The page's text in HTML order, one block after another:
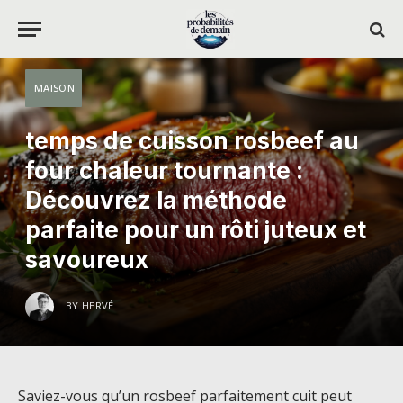
MAISON
temps de cuisson rosbeef au
four chaleur tournante :
Découvrez la méthode
parfaite pour un rôti juteux et
savoureux
BY HERVÉ
Saviez-vous qu’un rosbeef parfaitement cuit peut